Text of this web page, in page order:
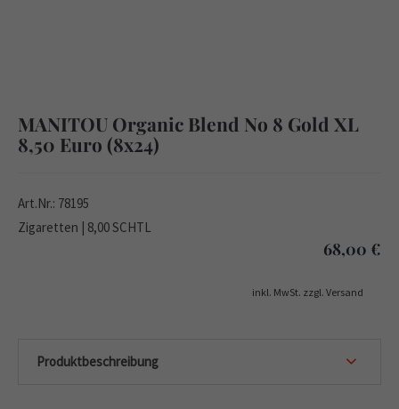
MANITOU Organic Blend No 8 Gold XL
8,50 Euro (8x24)
Art.Nr.: 78195
Zigaretten | 8,00 SCHTL
68,00 €
inkl. MwSt. zzgl. Versand
Produktbeschreibung